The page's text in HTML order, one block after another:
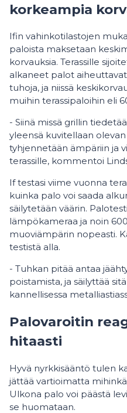
korkeampia
Ifin vahinkotilastojen
paloista maksetaan
korvauksia. Terassille
alkaneet palot
tuhoja, ja niissä
muihin terassipaloihin eli
- Siinä missä grillin
yleensä kuvitellaan
tyhjennetään ämpäriin ja
terassille, kommentoi
If testasi viime vuonna
kuinka palo voi saada
säilytetään väärin.
lämpökameraa ja noin
muoviämpärin nopeasti.
testistä alla.
- Tuhkan pitää antaa
poistamista, ja säilyttää
kannellisessa
Palovaroitin
hitaasti
Hyvä nyrkkisääntö tulen
jättää vartioimatta
Ulkona palo voi päästä
se huomataan.